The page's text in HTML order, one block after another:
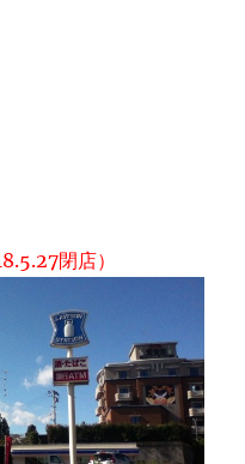
閉店）